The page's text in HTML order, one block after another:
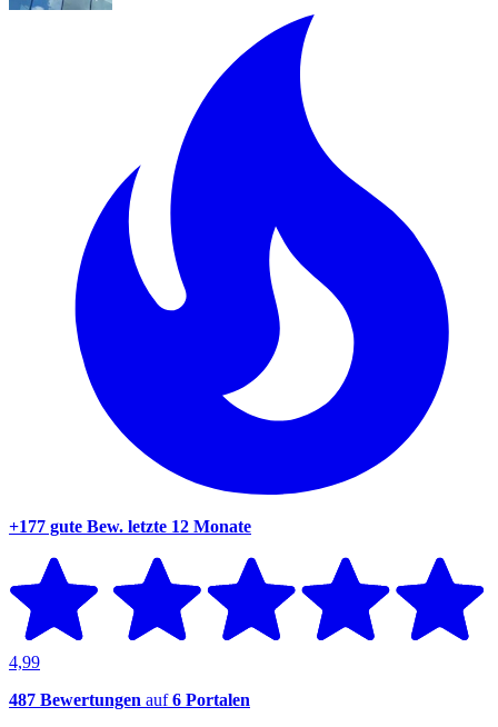
+177 gute Bew. letzte 12 Monate
4,99
487 Bewertungen auf6 Portalen